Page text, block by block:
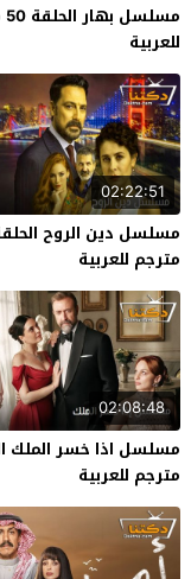
للعربية
02:22:51
مترجم للعربية
02:08:48
مترجم للعربية